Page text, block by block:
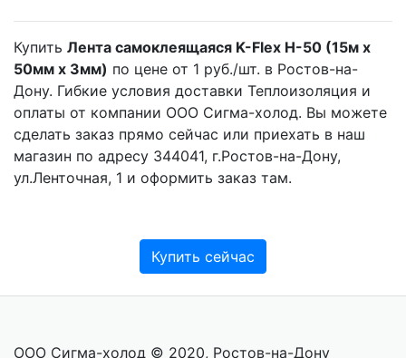
Купить Лента самоклеящаяся K-Flex H-50 (15м х
50мм х 3мм) по цене от 1 руб./шт. в Ростов-на-
Дону. Гибкие условия доставки Теплоизоляция и
оплаты от компании ООО Сигма-холод. Вы можете
сделать заказ прямо сейчас или приехать в наш
магазин по адресу 344041, г.Ростов-на-Дону,
ул.Ленточная, 1 и оформить заказ там.
Купить сейчас
ООО Сигма-холод © 2020, Ростов-на-Дону